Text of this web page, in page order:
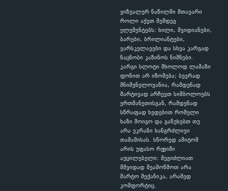
ვიზუალურ ნაწილში მთავარი
როლი აქვთ შემდეგ
ელემენტებს: ხილი, შვიდიანები,
ბარები, ბრილიანტები,
ვარსკვლავები და სხვა კარგად
ნაცნობი კაზინოს ნიშნები.
კარგი სლოტი მხოლოდ ლამაზი
ფონით არ იზომება; ბევრად
მნიშვნელოვანია, რამდენად
მარტივად არჩევთ სიმბოლოებს
ერთმანეთისგან, რამდენად
სწრაფად ხვდებით რომელი
ხაზი მოიგო და გაწუხებთ თუ
არა ეკრანი ხანგრძლივი
თამაშისას. სწორედ ამიტომ
არის უფასო რეჟიმი
აუცილებელი: შეგიძლიათ
მშვიდად შეამოწმოთ არა
მარტო მექანიკა, არამედ
კომფორტიც.